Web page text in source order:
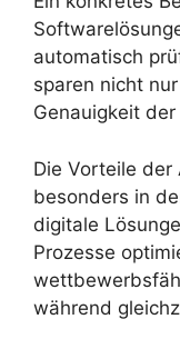
automatisch
sparen nicht
Genauigkeit der
Die Vorteile der
besonders in
digitale
Prozesse
während